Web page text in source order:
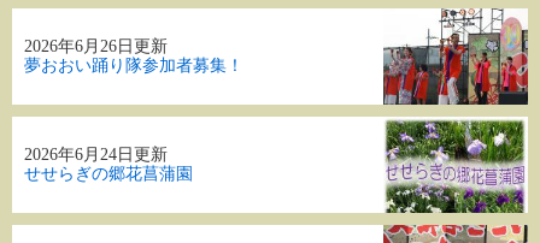
2026年6月26日更新
夢おおい踊り隊参加者募集！
2026年6月24日更新
せせらぎの郷花菖蒲園